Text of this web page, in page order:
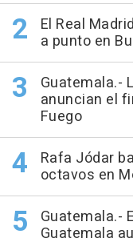
El Real
a punto en
Guatemala.-
anuncian el
Fuego
Rafa Jódar
octavos en
Guatemala.-